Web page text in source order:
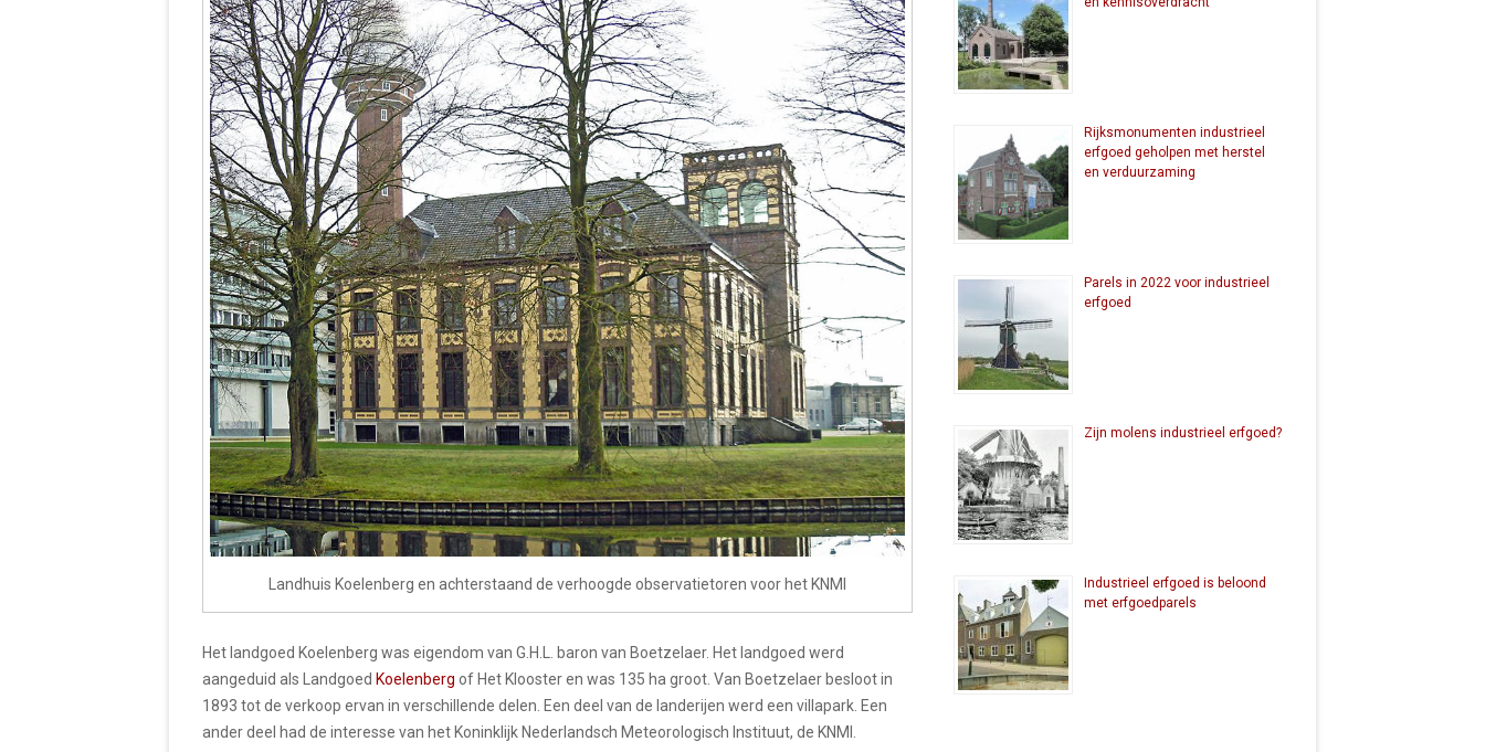
Landhuis Koelenberg en achterstaand de verhoogde observatietoren voor het KNMI
Het landgoed Koelenberg was eigendom van G.H.L. baron van Boetzelaer. Het landgoed werd
aangeduid als Landgoed Koelenberg of Het Klooster en was 135 ha groot. Van Boetzelaer besloot in
1893 tot de verkoop ervan in verschillende delen. Een deel van de landerijen werd een villapark. Een
ander deel had de interesse van het Koninklijk Nederlandsch Meteorologisch Instituut, de KNMI.
Rijksmonumenten industrieel
erfgoed geholpen met herstel
en verduurzaming
Parels in 2022 voor industrieel
erfgoed
Zijn molens industrieel erfgoed?
Industrieel erfgoed is beloond
met erfgoedparels